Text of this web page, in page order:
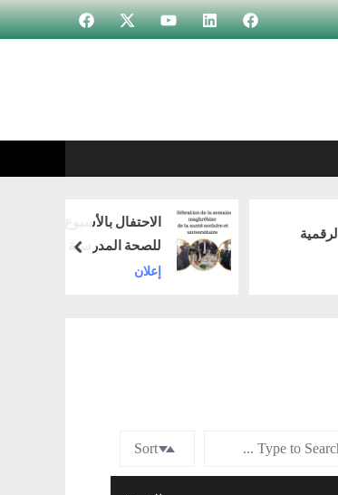
Élément
de
Élément
de
Élément
de
Élément
de
Incubateur
الاحتفال بالأسبوع المغاربي
للصحة المدرسية والجامعية
إعلان
prev
Sort